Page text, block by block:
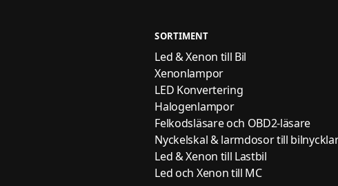
SORTIMENT
Led & Xenon till Bil
Xenonlampor
LED Konvertering
Halogenlampor
Felkodsläsare och OBD2-läsare
Nyckelskal & larmdosor till
Led & Xenon till Lastbil
Led och Xenon till MC